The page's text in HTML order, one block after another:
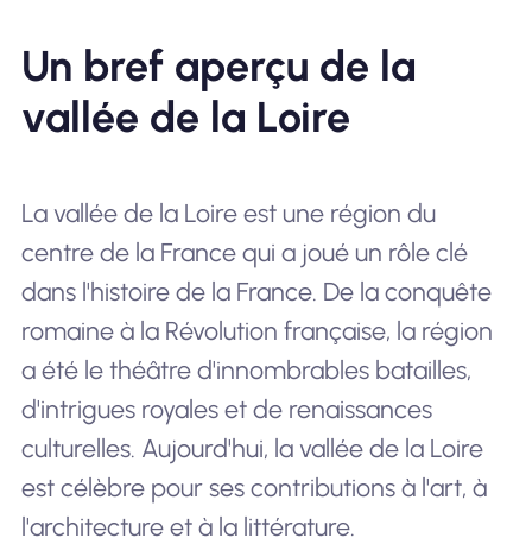
Un bref aperçu de la
vallée de la Loire
La vallée de la Loire est une région du
centre de la France qui a joué un rôle clé
dans l'histoire de la France. De la conquête
romaine à la Révolution française, la région
a été le théâtre d'innombrables batailles,
d'intrigues royales et de renaissances
culturelles. Aujourd'hui, la vallée de la Loire
est célèbre pour ses contributions à l'art, à
l'architecture et à la littérature.